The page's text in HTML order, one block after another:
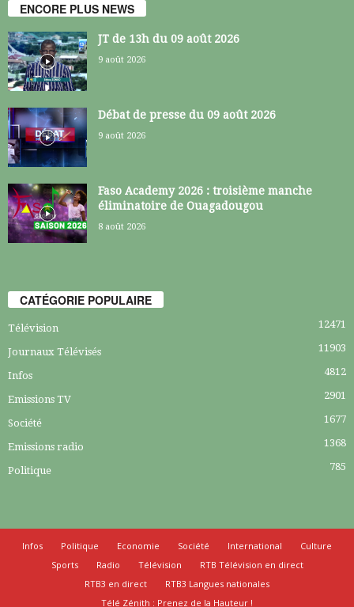
ENCORE PLUS NEWS
JT de 13h du 09 août 2026
9 août 2026
Débat de presse du 09 août 2026
9 août 2026
Faso Academy 2026 : troisième manche
éliminatoire de Ouagadougou
8 août 2026
CATÉGORIE POPULAIRE
Télévision 12471
Journaux Télévisés 11903
Infos 4812
Emissions TV 2901
Société 1677
Emissions radio 1368
Politique 785
Infos Politique Economie Société International
Culture
Sports
Radio Télévision
RTB Télévision en direct
RTB3 en direct
RTB3 Langues nationales
Télé Zénith : Prenez de la Hauteur !